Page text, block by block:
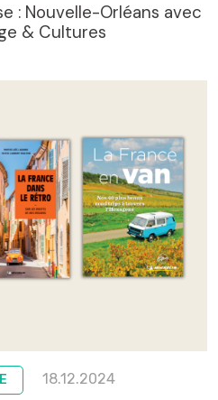
: Nouvelle-Orléans avec
& Cultures
18.12.2024